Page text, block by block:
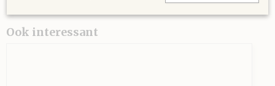
Ook interessant